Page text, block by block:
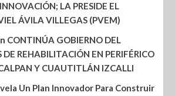
LA PRESIDE EL
ÁVILA VILLEGAS (PVEM)
CONTINÚA GOBIERNO DEL
DE REHABILITACIÓN EN PERIFÉRICO
Y CUAUTITLÁN IZCALLI
Un Plan Innovador Para Construir